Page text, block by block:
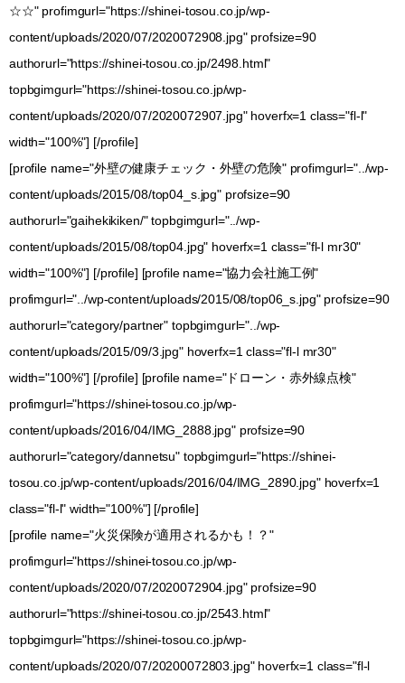
☆☆" profimgurl="https://shinei-tosou.co.jp/wp-
content/uploads/2020/07/2020072908.jpg" profsize=90
authorurl="https://shinei-tosou.co.jp/2498.html"
topbgimgurl="https://shinei-tosou.co.jp/wp-
content/uploads/2020/07/2020072907.jpg" hoverfx=1 class="fl-l"
width="100%"] [/profile]
[profile name="外壁の健康チェック・外壁の危険" profimgurl="../wp-
content/uploads/2015/08/top04_s.jpg" profsize=90
authorurl="gaihekikiken/" topbgimgurl="../wp-
content/uploads/2015/08/top04.jpg" hoverfx=1 class="fl-l mr30"
width="100%"] [/profile] [profile name="協力会社施工例"
profimgurl="../wp-content/uploads/2015/08/top06_s.jpg" profsize=90
authorurl="category/partner" topbgimgurl="../wp-
content/uploads/2015/09/3.jpg" hoverfx=1 class="fl-l mr30"
width="100%"] [/profile] [profile name="ドローン・赤外線点検"
profimgurl="https://shinei-tosou.co.jp/wp-
content/uploads/2016/04/IMG_2888.jpg" profsize=90
authorurl="category/dannetsu" topbgimgurl="https://shinei-
tosou.co.jp/wp-content/uploads/2016/04/IMG_2890.jpg" hoverfx=1
class="fl-l" width="100%"] [/profile]
[profile name="火災保険が適用されるかも！？"
profimgurl="https://shinei-tosou.co.jp/wp-
content/uploads/2020/07/2020072904.jpg" profsize=90
authorurl="https://shinei-tosou.co.jp/2543.html"
topbgimgurl="https://shinei-tosou.co.jp/wp-
content/uploads/2020/07/20200072803.jpg" hoverfx=1 class="fl-l